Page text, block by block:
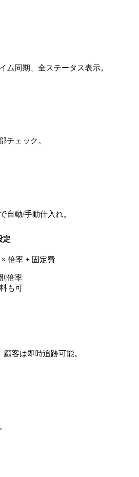
ム同期、全ステータス表示。
チェック。
自動/手動仕入れ。
定
倍率 + 固定費
倍率
も可
客は即時追跡可能。